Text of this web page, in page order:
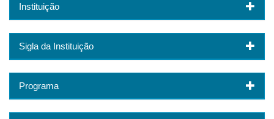
Instituição
Sigla da Instituição
Programa